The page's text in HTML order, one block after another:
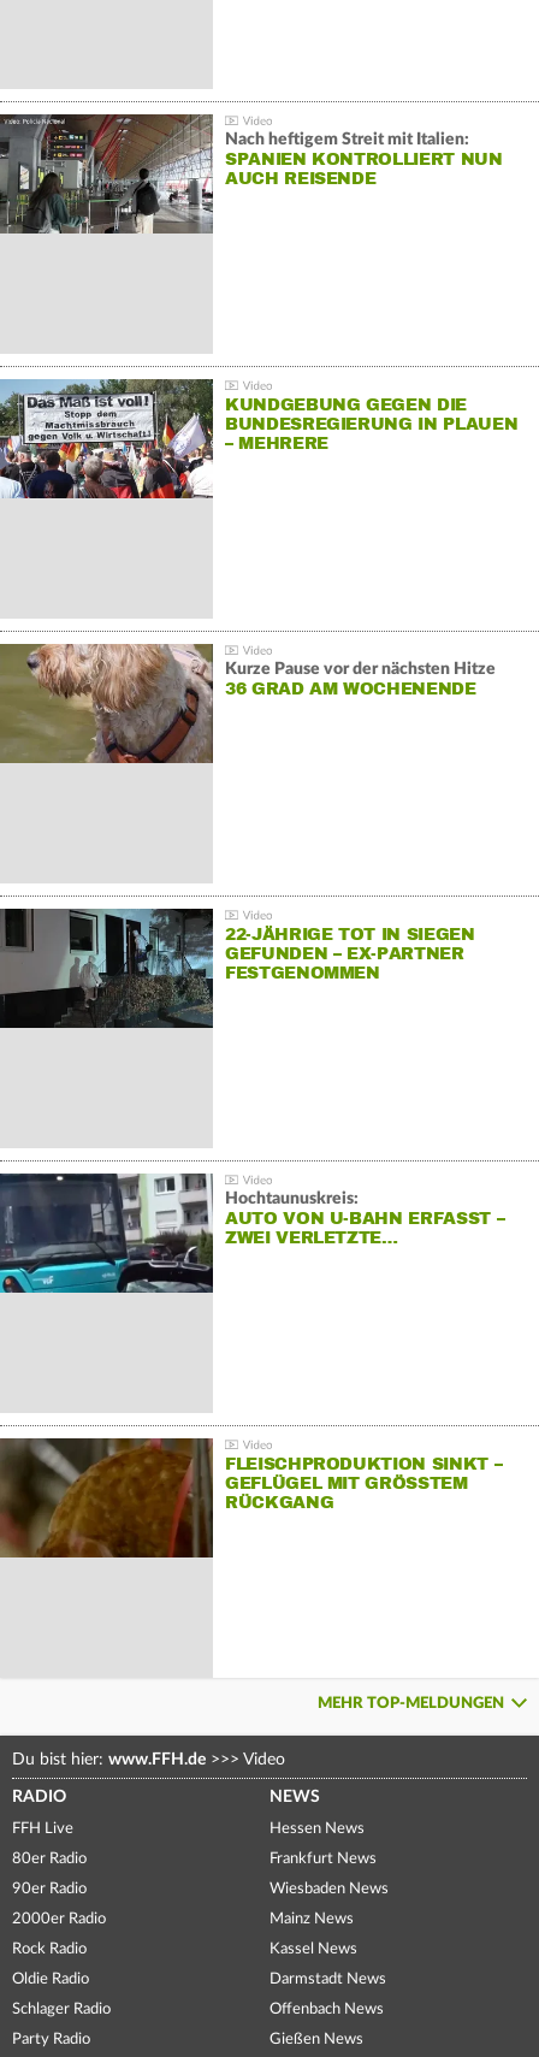
Nach heftigem Streit mit Italien:
SPANIEN KONTROLLIERT NUN
AUCH REISENDE
KUNDGEBUNG GEGEN DIE
BUNDESREGIERUNG IN PLAUEN
– MEHRERE
Kurze Pause vor der nächsten Hitze
36 GRAD AM WOCHENENDE
22-JÄHRIGE TOT IN SIEGEN
GEFUNDEN – EX-PARTNER
FESTGENOMMEN
Hochtaunuskreis:
AUTO VON U-BAHN ERFASST –
ZWEI VERLETZTE…
FLEISCHPRODUKTION SINKT –
GEFLÜGEL MIT GRÖSSTEM R
ÜCKGANG
MEHR TOP-MELDUNGEN
Du bist hier: www.FFH.de >>> Video
RADIO
FFH Live
80er Radio
90er Radio
2000er Radio
Rock Radio
Oldie Radio
Schlager Radio
Party Radio
NEWS
Hessen News
Frankfurt News
Wiesbaden News
Mainz News
Kassel News
Darmstadt News
Offenbach News
Gießen News